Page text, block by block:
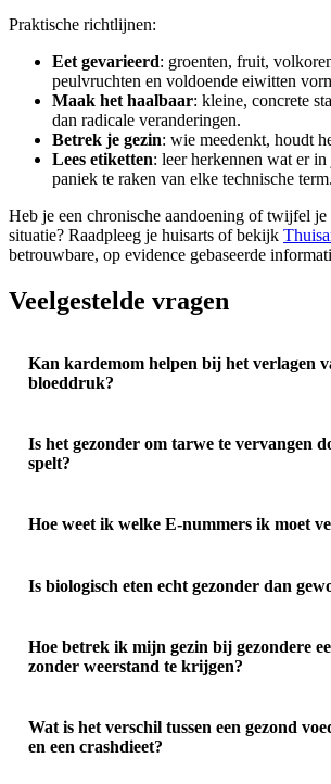
Praktische richtlijnen:
Eet gevarieerd: groenten, fruit,
peulvruchten en voldoende eiwitten
Maak het haalbaar: kleine, concrete
dan radicale veranderingen.
Betrek je gezin: wie meedenkt, houdt
Lees etiketten: leer herkennen wat er
paniek te raken van elke technische term.
Heb je een chronische aandoening of twijfel
situatie? Raadpleeg je huisarts of bekijk
betrouwbare, op evidence gebaseerde
Veelgestelde vragen
Kan kardemom helpen bij het verlagen
bloeddruk?
Is het gezonder om tarwe te vervangen
spelt?
Hoe weet ik welke E-nummers ik moet
Is biologisch eten echt gezonder dan
Hoe betrek ik mijn gezin bij gezondere
zonder weerstand te krijgen?
Wat is het verschil tussen een gezond
en een crashdieet?